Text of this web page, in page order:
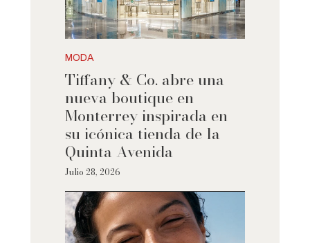
MODA
Tiffany & Co. abre una
nueva boutique en
Monterrey inspirada en
su icónica tienda de la
Quinta Avenida
Julio 28, 2026